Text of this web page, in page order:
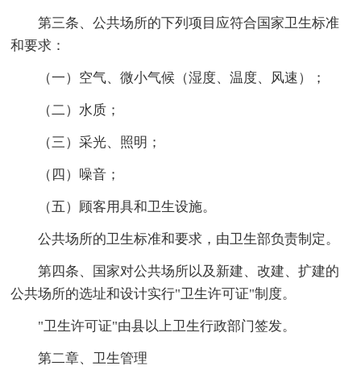
第三条、公共场所的下列项目应符合国家卫生标准
和要求：
（一）空气、微小气候（湿度、温度、风速）；
（二）水质；
（三）采光、照明；
（四）噪音；
（五）顾客用具和卫生设施。
公共场所的卫生标准和要求，由卫生部负责制定。
第四条、国家对公共场所以及新建、改建、扩建的
公共场所的选址和设计实行"卫生许可证"制度。
"卫生许可证"由县以上卫生行政部门签发。
第二章、卫生管理